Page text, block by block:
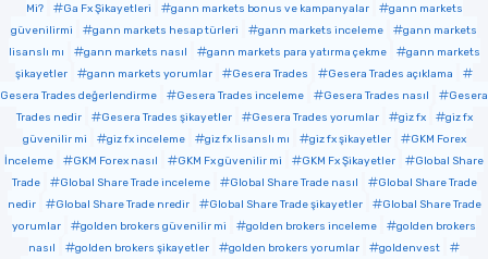
Mi?
Ga Fx Şikayetleri gann markets bonus ve kampanyalar
gann markets
güvenilirmi
gann markets hesap türleri gann markets inceleme
gann markets
lisanslı mı
gann markets nasıl gann markets para yatırma çekme
gann markets
şikayetler
gann markets yorumlar Gesera Trades
Gesera Trades açıklama
Gesera Trades değerlendirme
Gesera Trades inceleme Gesera Trades nasıl
Gesera
Trades nedir
Gesera Trades şikayetler Gesera Trades yorumlar giz fx
giz fx
güvenilir mi
giz fx inceleme giz fx lisanslı mı giz fx şikayetler
GKM Forex
İnceleme
GKM Forex nasıl GKM Fx güvenilir mi GKM Fx Şikayetler
Global Share
Trade
Global Share Trade inceleme Global Share Trade nasıl
Global Share Trade
nedir
Global Share Trade nredir Global Share Trade şikayetler
Global Share Trade
yorumlar
golden brokers güvenilir mi golden brokers inceleme
golden brokers
nasıl
golden brokers şikayetler golden brokers yorumlar
goldenvest